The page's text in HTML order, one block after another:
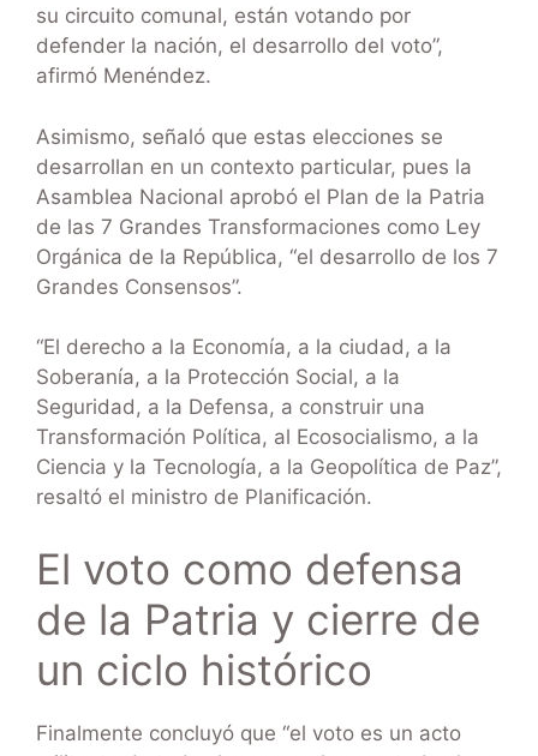
su circuito comunal, están votando por
defender la nación, el desarrollo del voto”,
afirmó Menéndez.
Asimismo, señaló que estas elecciones se
desarrollan en un contexto particular, pues la
Asamblea Nacional aprobó el Plan de la Patria
de las 7 Grandes Transformaciones como Ley
Orgánica de la República, “el desarrollo de los 7
Grandes Consensos”.
“El derecho a la Economía, a la ciudad, a la
Soberanía, a la Protección Social, a la
Seguridad, a la Defensa, a construir una
Transformación Política, al Ecosocialismo, a la
Ciencia y la Tecnología, a la Geopolítica de Paz”,
resaltó el ministro de Planificación.
El voto como defensa
de la Patria y cierre de
un ciclo histórico
Finalmente concluyó que “el voto es un acto